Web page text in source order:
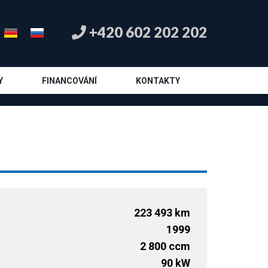
+420 602 202 202
FINANCOVÁNÍ KONTAKTY
223 493 km
1999
2 800 ccm
90 kW